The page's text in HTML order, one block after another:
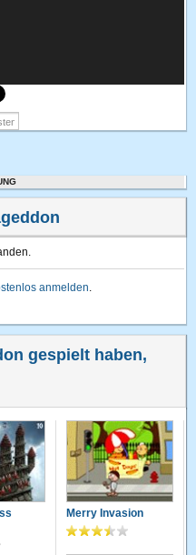
anmelden.
gespielt haben,
Merry Invasion